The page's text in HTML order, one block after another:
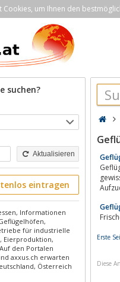
Cookies, um Ihnen den
suchen?
Aktualisieren
eintragen
Informationen
für industrielle
Eierproduktion,
den Portalen
axxus.ch erwarten
Österreich
Erste
Diese